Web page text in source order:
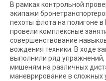
В рамках контрольной
экипажи
пехоты флота на полигоне
провели комплексные
совершенствование
вождения техники. В ходе
выполнили ряд
мишеням на различных
маневрирование в сложных